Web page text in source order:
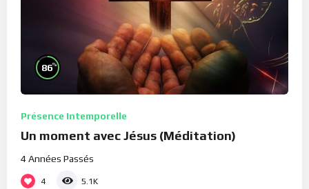
86%
Présence Intemporelle
Un moment avec Jésus (Méditation)
4 Années Passés
4 5.1K